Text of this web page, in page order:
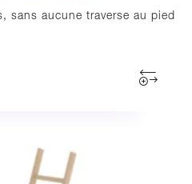
sans aucune traverse au pied